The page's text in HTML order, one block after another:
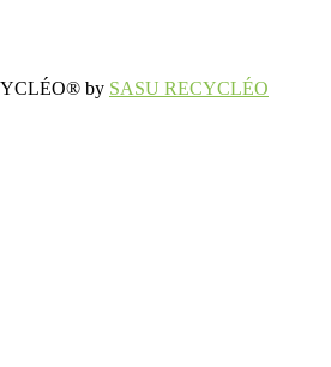
by SASU RECYCLÉO